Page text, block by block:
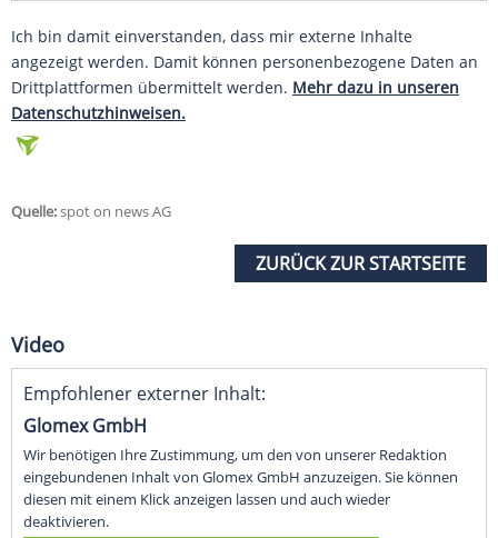
Ich bin damit einverstanden, dass mir externe Inhalte
angezeigt werden. Damit können personenbezogene Daten an
Drittplattformen übermittelt werden. Mehr dazu in unseren
Datenschutzhinweisen.
Quelle:spot on news AG
ZURÜCK ZUR STARTSEITE
Video
Empfohlener externer Inhalt:
Glomex GmbH
Wir benötigen Ihre Zustimmung, um den von unserer Redaktion
eingebundenen Inhalt von Glomex GmbH anzuzeigen. Sie können
diesen mit einem Klick anzeigen lassen und auch wieder
deaktivieren.